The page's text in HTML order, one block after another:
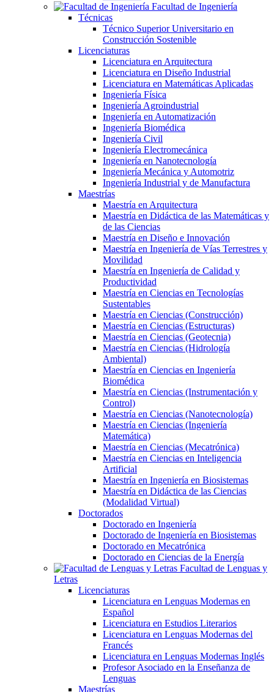
Facultad de Ingeniería
Técnicas
Técnico Superior Universitario en
Construcción Sostenible
Licenciaturas
Licenciatura en Arquitectura
Licenciatura en Diseño Industrial
Licenciatura en Matemáticas Aplicadas
Ingeniería Física
Ingeniería Agroindustrial
Ingeniería en Automatización
Ingeniería Biomédica
Ingeniería Civil
Ingeniería Electromecánica
Ingeniería en Nanotecnología
Ingeniería Mecánica y Automotriz
Ingeniería Industrial y de Manufactura
Maestrías
Maestría en Arquitectura
Maestría en Didáctica de las Matemáticas y
de las Ciencias
Maestría en Diseño e Innovación
Maestría en Ingeniería de Vías Terrestres y
Movilidad
Maestría en Ingeniería de Calidad y
Productividad
Maestría en Ciencias en Tecnologías
Sustentables
Maestría en Ciencias (Construcción)
Maestría en Ciencias (Estructuras)
Maestría en Ciencias (Geotecnia)
Maestría en Ciencias (Hidrología
Ambiental)
Maestría en Ciencias en Ingeniería
Biomédica
Maestría en Ciencias (Instrumentación y
Control)
Maestría en Ciencias (Nanotecnología)
Maestría en Ciencias (Ingeniería
Matemática)
Maestría en Ciencias (Mecatrónica)
Maestría en Ciencias en Inteligencia
Artificial
Maestría en Ingeniería en Biosistemas
Maestría en Didáctica de las Ciencias
(Modalidad Virtual)
Doctorados
Doctorado en Ingeniería
Doctorado de Ingeniería en Biosistemas
Doctorado en Mecatrónica
Doctorado en Ciencias de la Energía
Facultad de Lenguas y
Letras
Licenciaturas
Licenciatura en Lenguas Modernas en
Español
Licenciatura en Estudios Literarios
Licenciatura en Lenguas Modernas del
Francés
Licenciatura en Lenguas Modernas Inglés
Profesor Asociado en la Enseñanza de
Lenguas
Maestrías